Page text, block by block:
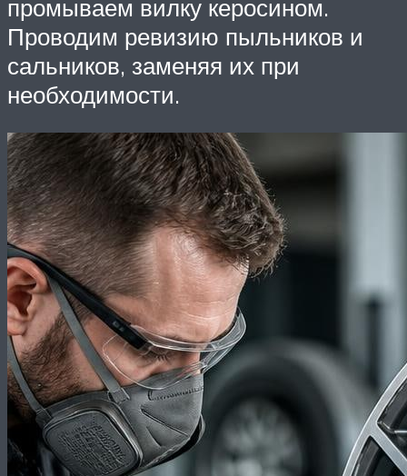
промываем вилку керосином.
Проводим ревизию пыльников и
сальников, заменяя их при
необходимости.